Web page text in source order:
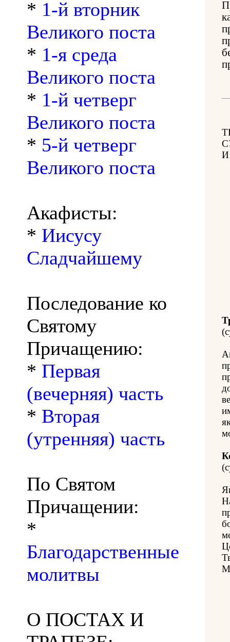
* 1-й вторник
Великого поста
* 1-я среда
Великого поста
* 1-й четверг
Великого поста
* 5-й четверг
Великого поста
Акафисты:
* Иисусу
Сладчайшему
Последование ко
Святому
Причащению:
* Первая
(вечерняя) часть
* Вторая
(утренняя) часть
По Святом
Причащении:
*
Благодарственные
молитвы
О ПОСТАХ И